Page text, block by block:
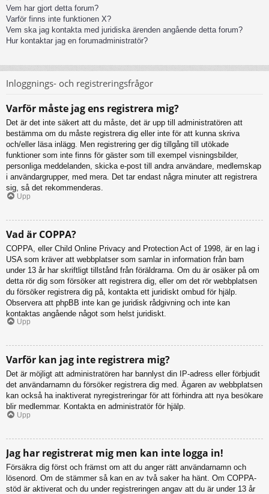
Vem har gjort detta forum?
Varför finns inte funktionen X?
Vem ska jag kontakta med juridiska ärenden angående detta forum?
Hur kontaktar jag en forumadministratör?
Inloggnings- och registreringsfrågor
Varför måste jag ens registrera mig?
Det är det inte säkert att du måste, det är upp till administratören att
bestämma om du måste registrera dig eller inte för att kunna skriva
och/eller läsa inlägg. Men registrering ger dig tillgång till utökade
funktioner som inte finns för gäster som till exempel visningsbilder,
personliga meddelanden, skicka e-post till andra användare, medlemskap
i användargrupper, med mera. Det tar endast några minuter att registrera
sig, så det rekommenderas.
Upp
Vad är COPPA?
COPPA, eller Child Online Privacy and Protection Act of 1998, är en lag i
USA som kräver att webbplatser som samlar in information från barn
under 13 år har skriftligt tillstånd från föräldrarna. Om du är osäker på om
detta rör dig som försöker att registrera dig, eller om det rör webbplatsen
du försöker registrera dig på, kontakta ett juridiskt ombud för hjälp.
Observera att phpBB inte kan ge juridisk rådgivning och inte kan
kontaktas angående något som helst juridiskt.
Upp
Varför kan jag inte registrera mig?
Det är möjligt att administratören har bannlyst din IP-adress eller förbjudit
det användarnamn du försöker registrera dig med. Ägaren av webbplatsen
kan också ha inaktiverat nyregistreringar för att förhindra att nya besökare
blir medlemmar. Kontakta en administratör för hjälp.
Upp
Jag har registrerat mig men kan inte logga in!
Försäkra dig först och främst om att du anger rätt användarnamn och
lösenord. Om de stämmer så kan en av två saker ha hänt. Om COPPA-
stöd är aktiverat och du under registreringen angav att du är under 13 år